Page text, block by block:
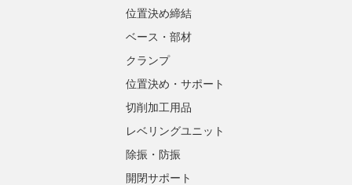
位置決め締結
ベース・部材
クランプ
位置決め・サポート
切削加工用品
レベリングユニット
除振・防振
開閉サポート